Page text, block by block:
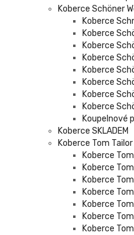
Koberce Schöner
Koberce
Koberce
Koberce
Koberce
Koberce
Koberce
Koberce
Koberce
Koupelnové
Koberce SKLADEM
Koberce Tom Tailor
Koberce
Koberce
Koberce
Koberce
Koberce
Koberce
Koberce